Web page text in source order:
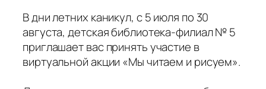
В дни летних каникул, с 5 июля по 30
августа, детская библиотека-филиал № 5
приглашает вас принять участие в
виртуальной акции «Мы читаем и рисуем».